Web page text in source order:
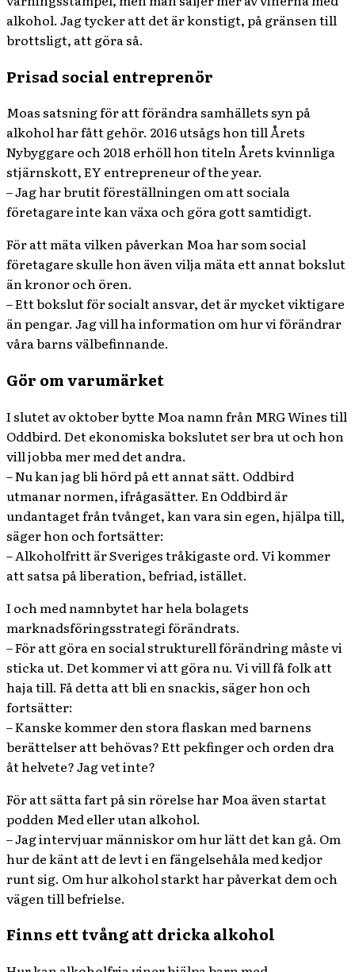
alkohol. Jag tycker att det är konstigt, på gränsen till
brottsligt, att göra så.
Prisad social entreprenör
Moas satsning för att förändra samhällets syn på
alkohol har fått gehör. 2016 utsågs hon till Årets
Nybyggare och 2018 erhöll hon titeln Årets kvinnliga
stjärnskott, EY entrepreneur of the year.
– Jag har brutit föreställningen om att sociala
företagare inte kan växa och göra gott samtidigt.
För att mäta vilken påverkan Moa har som social
företagare skulle hon även vilja mäta ett annat bokslut
än kronor och ören.
– Ett bokslut för socialt ansvar, det är mycket viktigare
än pengar. Jag vill ha information om hur vi förändrar
våra barns välbefinnande.
Gör om varumärket
I slutet av oktober bytte Moa namn från MRG Wines till
Oddbird. Det ekonomiska bokslutet ser bra ut och hon
vill jobba mer med det andra.
– Nu kan jag bli hörd på ett annat sätt. Oddbird
utmanar normen, ifrågasätter. En Oddbird är
undantaget från tvånget, kan vara sin egen, hjälpa till,
säger hon och fortsätter:
– Alkoholfritt är Sveriges tråkigaste ord. Vi kommer
att satsa på liberation, befriad, istället.
I och med namnbytet har hela bolagets
marknadsföringsstrategi förändrats.
– För att göra en social strukturell förändring måste vi
sticka ut. Det kommer vi att göra nu. Vi vill få folk att
haja till. Få detta att bli en snackis, säger hon och
fortsätter:
– Kanske kommer den stora flaskan med barnens
berättelser att behövas? Ett pekfinger och orden dra
åt helvete? Jag vet inte?
För att sätta fart på sin rörelse har Moa även startat
podden Med eller utan alkohol.
– Jag intervjuar människor om hur lätt det kan gå. Om
hur de känt att de levt i en fängelsehåla med kedjor
runt sig. Om hur alkohol starkt har påverkat dem och
vägen till befrielse.
Finns ett tvång att dricka alkohol